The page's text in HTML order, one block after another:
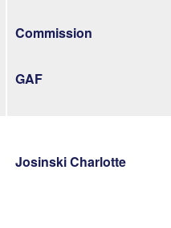
Commission
GAF
Josinski Charlotte